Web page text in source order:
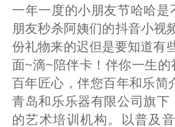
一年一度的小朋友节哈哈
朋友秒杀阿姨们的抖音小视
份礼物来的迟但是要知道有
面~滴~陪伴卡！伴你一生
百年匠心，伴您百年和乐简
青岛和乐乐器有限公司旗
的艺术培训机构。以普及